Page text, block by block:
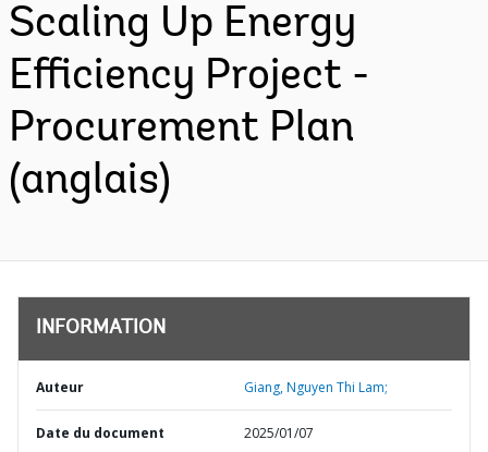
Scaling Up Energy
Efficiency Project -
Procurement Plan
(anglais)
INFORMATION
Auteur Giang, Nguyen Thi Lam;
Date du document 2025/01/07